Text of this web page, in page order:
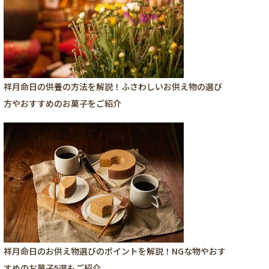
祥月命日の供養の方法を解説！ふさわしいお供え物の選び
方やおすすめのお菓子をご紹介
祥月命日のお供え物選びのポイントを解説！NGな物やおす